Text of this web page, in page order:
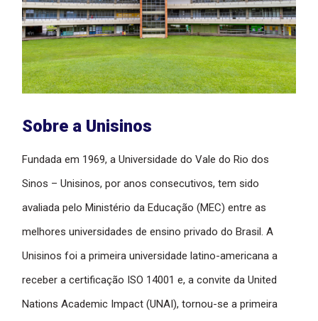
Sobre a Unisinos
Fundada em 1969, a Universidade do Vale do Rio dos
Sinos – Unisinos, por anos consecutivos, tem sido
avaliada pelo Ministério da Educação (MEC) entre as
melhores universidades de ensino privado do Brasil. A
Unisinos foi a primeira universidade latino-americana a
receber a certificação ISO 14001 e, a convite da United
Nations Academic Impact (UNAI), tornou-se a primeira